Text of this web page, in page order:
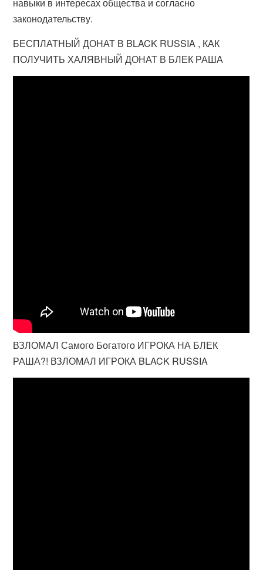
законодательству.
БЕСПЛАТНЫЙ ДОНАТ В BLACK RUSSIA , КАК
ПОЛУЧИТЬ ХАЛЯВНЫЙ ДОНАТ В БЛЕК РАША
ВЗЛОМАЛ Самого Богатого ИГРОКА НА БЛЕК
РАША?! ВЗЛОМАЛ ИГРОКА BLACK RUSSIA